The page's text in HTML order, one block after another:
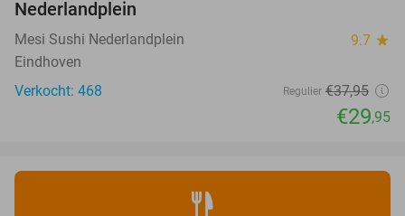
Nederlandplein
Mesi Sushi Nederlandplein 9.7 star
Eindhoven
Verkocht: 468
Regulier €37,95
€29,95